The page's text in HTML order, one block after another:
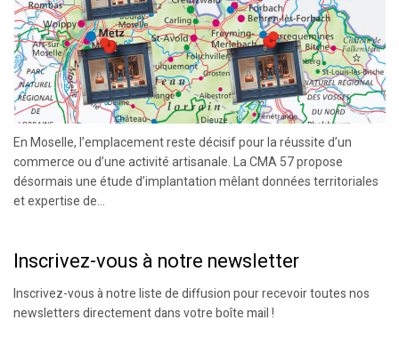
En Moselle, l’emplacement reste décisif pour la réussite d’un
commerce ou d’une activité artisanale. La CMA 57 propose
désormais une étude d’implantation mêlant données territoriales
et expertise de...
Inscrivez-vous à notre newsletter
Inscrivez-vous à notre liste de diffusion pour recevoir toutes nos
newsletters directement dans votre boîte mail !